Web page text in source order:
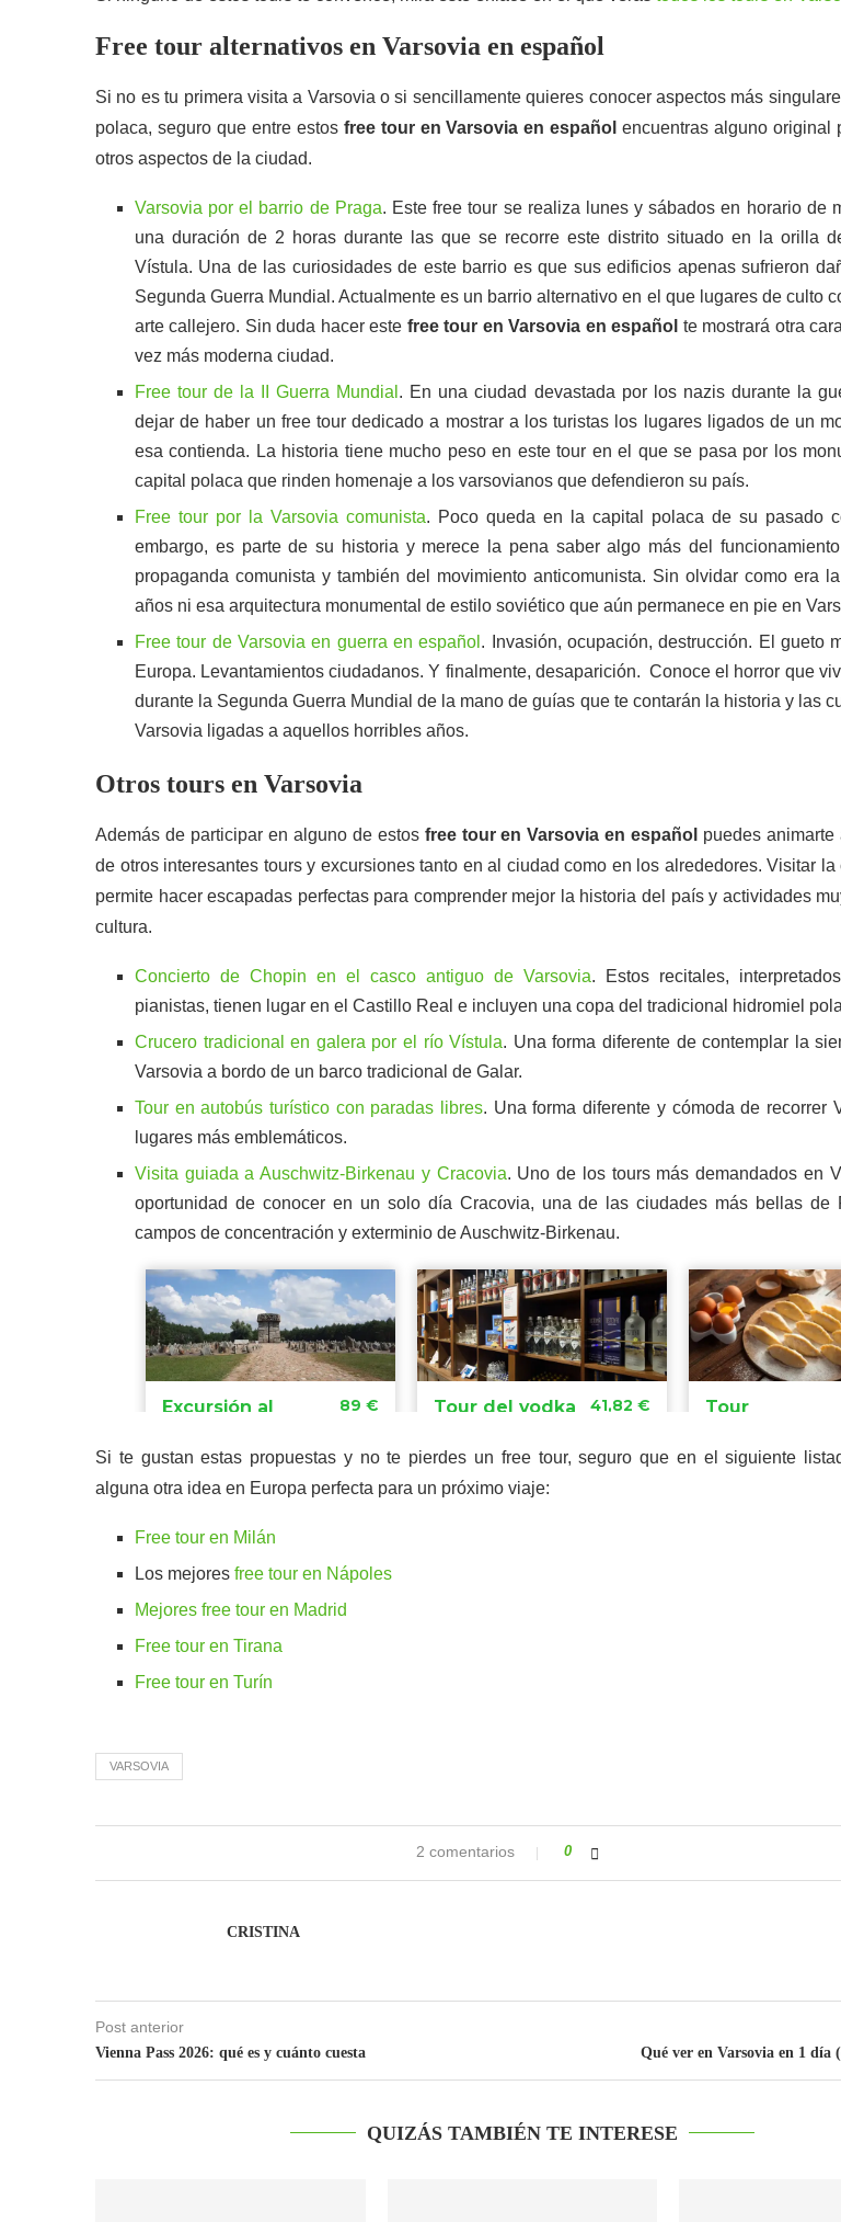
Free tour alternativos en Varsovia en español
Si no es tu primera visita a Varsovia o si sencillamente quieres conocer aspectos más
polaca, seguro que entre estos free tour en Varsovia en español encuentras alguno original
otros aspectos de la ciudad.
Varsovia por el barrio de Praga. Este free tour se realiza lunes y sábados en horario de
una duración de 2 horas durante las que se recorre este distrito situado en la orilla
Vístula. Una de las curiosidades de este barrio es que sus edificios apenas sufrieron
Segunda Guerra Mundial. Actualmente es un barrio alternativo en el que lugares de culto
arte callejero. Sin duda hacer este free tour en Varsovia en español te mostrará otra
vez más moderna ciudad.
Free tour de la II Guerra Mundial . En una ciudad devastada por los nazis durante la
dejar de haber un free tour dedicado a mostrar a los turistas los lugares ligados de un
esa contienda. La historia tiene mucho peso en este tour en el que se pasa por los
capital polaca que rinden homenaje a los varsovianos que defendieron su país.
Free tour por la Varsovia comunista. Poco queda en la capital polaca de su pasado
embargo, es parte de su historia y merece la pena saber algo más del
propaganda comunista y también del movimiento anticomunista. Sin olvidar como era
años ni esa arquitectura monumental de estilo soviético que aún permanece en pie en
Free tour de Varsovia en guerra en español . Invasión, ocupación, destrucción. El gueto
Europa. Levantamientos ciudadanos. Y finalmente, desaparición. Conoce el horror que
durante la Segunda Guerra Mundial de la mano de guías que te contarán la historia y las
Varsovia ligadas a aquellos horribles años.
Otros tours en Varsovia
Además de participar en alguno de estos free tour en Varsovia en español puedes animarte
de otros interesantes tours y excursiones tanto en al ciudad como en los alrededores. Visitar
permite hacer escapadas perfectas para comprender mejor la historia del país y actividades
cultura.
Concierto de Chopin en el casco antiguo de Varsovia. Estos recitales,
pianistas, tienen lugar en el Castillo Real e incluyen una copa del tradicional hidromiel
Crucero tradicional en galera por el río Vístula. Una forma diferente de contemplar la
Varsovia a bordo de un barco tradicional de Galar.
Tour en autobús turístico con paradas libres. Una forma diferente y cómoda de recorrer
lugares más emblemáticos.
Visita guiada a Auschwitz-Birkenau y Cracovia. Uno de los tours más demandados en
oportunidad de conocer en un solo día Cracovia, una de las ciudades más bellas de
campos de concentración y exterminio de Auschwitz-Birkenau.
Si te gustan estas propuestas y no te pierdes un free tour, seguro que en el siguiente
alguna otra idea en Europa perfecta para un próximo viaje:
Free tour en Milán
Los mejores free tour en Nápoles
Mejores free tour en Madrid
Free tour en Tirana
Free tour en Turín
VARSOVIA
2 comentarios 0
CRISTINA
Post anterior
Vienna Pass 2026: qué es y cuánto cuesta Qué ver en Varsovia en 1 día
QUIZÁS TAMBIÉN TE INTERESE